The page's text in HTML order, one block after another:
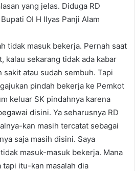
yang jelas. Diduga RD
OI H Ilyas Panji Alam
tidak masuk bekerja. Pernah saat
kalau sekarang tidak ada kabar
sakit atau sudah sembuh. Tapi
pindah bekerja ke Pemkot
keluar SK pindahnya karena
disini. Ya seharusnya RD
kan masih tercatat sebagai
saja masih disini. Saya
masuk-masuk bekerja. Mana
tapi itu-kan masalah dia